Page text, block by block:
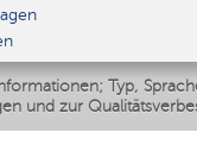
Typ,
und zur